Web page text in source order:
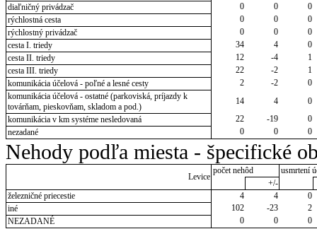
diaľničný privádzač
0 0
0
rýchlostná cesta
0 0
0
rýchlostný privádzač
0 0
0
cesta I. triedy
34 4
0
cesta II. triedy
12 -4
1
cesta III. triedy
22 -2
1
komunikácia účelová - poľné a lesné cesty
2 -2
0
komunikácia účelová - ostatné (parkoviská, príjazdy k
továrňam, pieskovňam, skladom a pod.)
14 4
0
komunikácia v km systéme nesledovaná
22 -19
0
nezadané
0 0 0
Nehody podľa miesta - špecifické
Levice
počet nehôd
usmrtení
+/-
železničné priecestie
4 4
0
iné
102 -23
2
NEZADANÉ
0 0 0